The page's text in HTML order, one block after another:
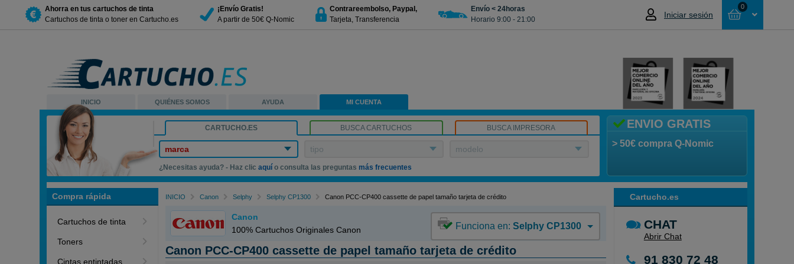
Ahorra en tus cartuchos de tinta
Cartuchos de tinta o toner en Cartucho.es
¡Envío Gratis!
A partir de 50€ Q-Nomic
Contrareembolso, Paypal,
Tarjeta, Transferencia
Envío < 24horas
Horario 9:00 - 21:00
Iniciar sesión
0
NO HAS SELECCIONADO NINGÚN
INICIO QUIÉNES SOMOS AYUDA MI CUENTA
ENVIO GRATIS
> 50€ compra Q-Nomic
CARTUCHO.ES BUSCA CARTUCHOS BUSCA IMPRESORA
marca tipo modelo
¿Necesitas ayuda? - Haz clicaquí o consulta las preguntas más frecuentes
Compra rápida
Cartuchos de tinta
Toners
Cintas entintadas
Cartucho.es
CHAT
Abrir Chat
91 830 72 48
INICIO Canon Selphy Selphy CP1300 Canon PCC-CP400 cassette de papel tamaño tarjeta de crédito
Canon
100% Cartuchos Originales Canon
Funciona en: Selphy CP1300
Canon PCC-CP400 cassette de papel tamaño tarjeta de crédito